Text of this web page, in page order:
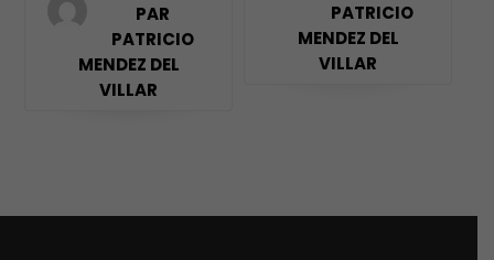
PAR
PATRICIO
MENDEZ DEL
VILLAR
PATRICIO
MENDEZ DEL
VILLAR